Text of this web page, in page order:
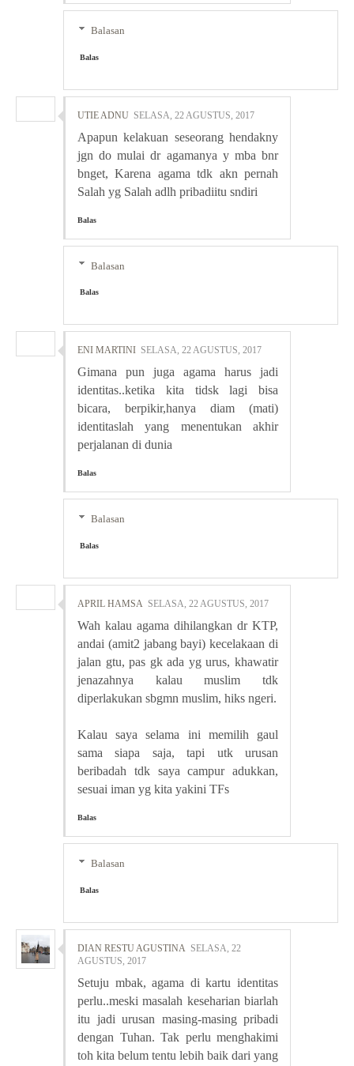
Balasan
Balas
UTIE ADNU SELASA, 22 AGUSTUS, 2017
Apapun kelakuan seseorang hendakny
jgn do mulai dr agamanya y mba bnr
bnget, Karena agama tdk akn pernah
Salah yg Salah adlh pribadiitu sndiri
Balas
Balasan
Balas
ENI MARTINI SELASA, 22 AGUSTUS, 2017
Gimana pun juga agama harus jadi
identitas..ketika kita tidsk lagi bisa
bicara, berpikir,hanya diam (mati)
identitaslah yang menentukan akhir
perjalanan di dunia
Balas
Balasan
Balas
APRIL HAMSA SELASA, 22 AGUSTUS, 2017
Wah kalau agama dihilangkan dr KTP,
andai (amit2 jabang bayi) kecelakaan di
jalan gtu, pas gk ada yg urus, khawatir
jenazahnya kalau muslim tdk
diperlakukan sbgmn muslim, hiks ngeri.
Kalau saya selama ini memilih gaul
sama siapa saja, tapi utk urusan
beribadah tdk saya campur adukkan,
sesuai iman yg kita yakini TFs
Balas
Balasan
Balas
DIAN RESTU AGUSTINA SELASA, 22
AGUSTUS, 2017
Setuju mbak, agama di kartu identitas
perlu..meski masalah keseharian biarlah
itu jadi urusan masing-masing pribadi
dengan Tuhan. Tak perlu menghakimi
toh kita belum tentu lebih baik dari yang